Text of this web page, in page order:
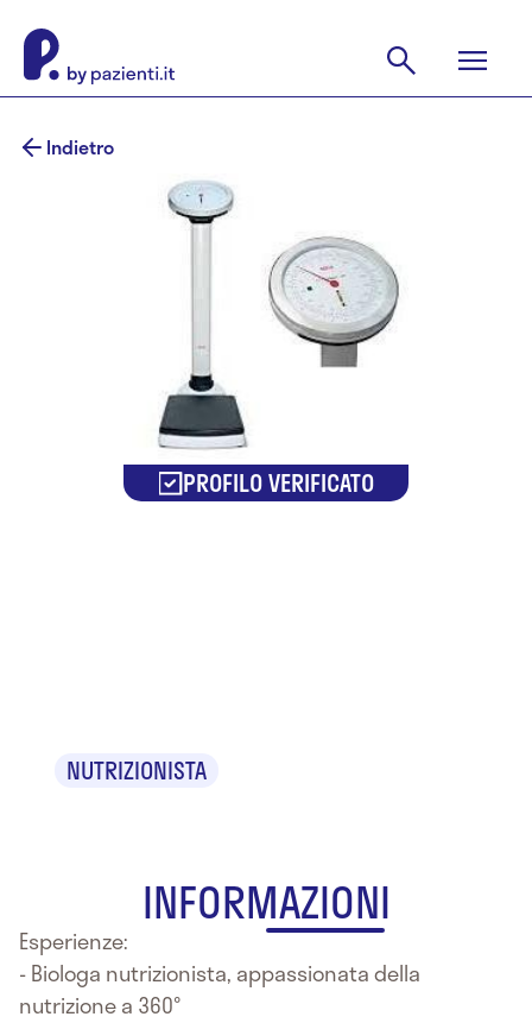
Indietro
PROFILO VERIFICATO
NUTRIZIONISTA
INFORMAZIONI
Esperienze:
- Biologa nutrizionista, appassionata della
nutrizione a 360°